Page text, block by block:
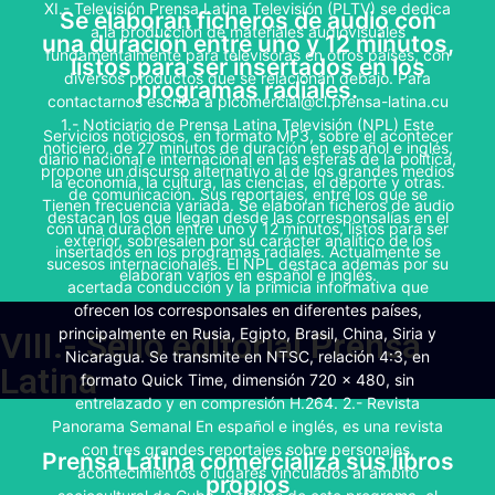
Se elaboran ficheros de audio con
una duración entre uno y 12 minutos,
listos para ser insertados en los
programas radiales.
Servicios noticiosos, en formato MP3, sobre el acontecer
diario nacional e internacional en las esferas de la política,
la economía, la cultura, las ciencias, el deporte y otras.
Tienen frecuencia variada. Se elaboran ficheros de audio
con una duración entre uno y 12 minutos, listos para ser
insertados en los programas radiales. Actualmente se
elaboran varios en español e inglés.
Ahora con servicios podcastcon
tematicas de interes
Algunos materiales se descargan de manera gratuita, y
los otros mediante el sistema de usuario y contraseña
que es asignado a cada cliente. u
CONTACTAR
VIII.- Sello editorial Prensa
Latina
Prensa Latina comercializa sus libros
propios
Servicios comercializados con
convenios:
XI.- Televisión Prensa Latina Televisión (PLTV) se dedica
a la producción de materiales audiovisuales
fundamentalmente para televisoras en otros países, con
diversos productos que se relacionan debajo. Para
contactarnos escriba a plcomercial@cl.prensa-latina.cu
1.- Noticiario de Prensa Latina Televisión (NPL) Este
noticiero, de 27 minutos de duración en español e inglés,
propone un discurso alternativo al de los grandes medios
de comunicación. Sus reportajes, entre los que se
destacan los que llegan desde las corresponsalías en el
exterior, sobresalen por su carácter analítico de los
sucesos internacionales. El NPL destaca además por su
acertada conducción y la primicia informativa que
ofrecen los corresponsales en diferentes países,
principalmente en Rusia, Egipto, Brasil, China, Siria y
Nicaragua. Se transmite en NTSC, relación 4:3, en
formato Quick Time, dimensión 720 x 480, sin
entrelazado y en compresión H.264. 2.- Revista
Panorama Semanal En español e inglés, es una revista
con tres grandes reportajes sobre personajes,
acontecimientos o lugares vinculados al ámbito